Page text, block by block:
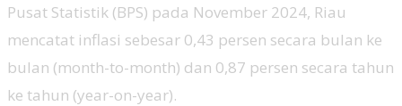
Pusat Statistik (BPS) pada November 2024, Riau
mencatat inflasi sebesar 0,43 persen secara bulan ke
bulan (month-to-month) dan 0,87 persen secara tahun
ke tahun (year-on-year).